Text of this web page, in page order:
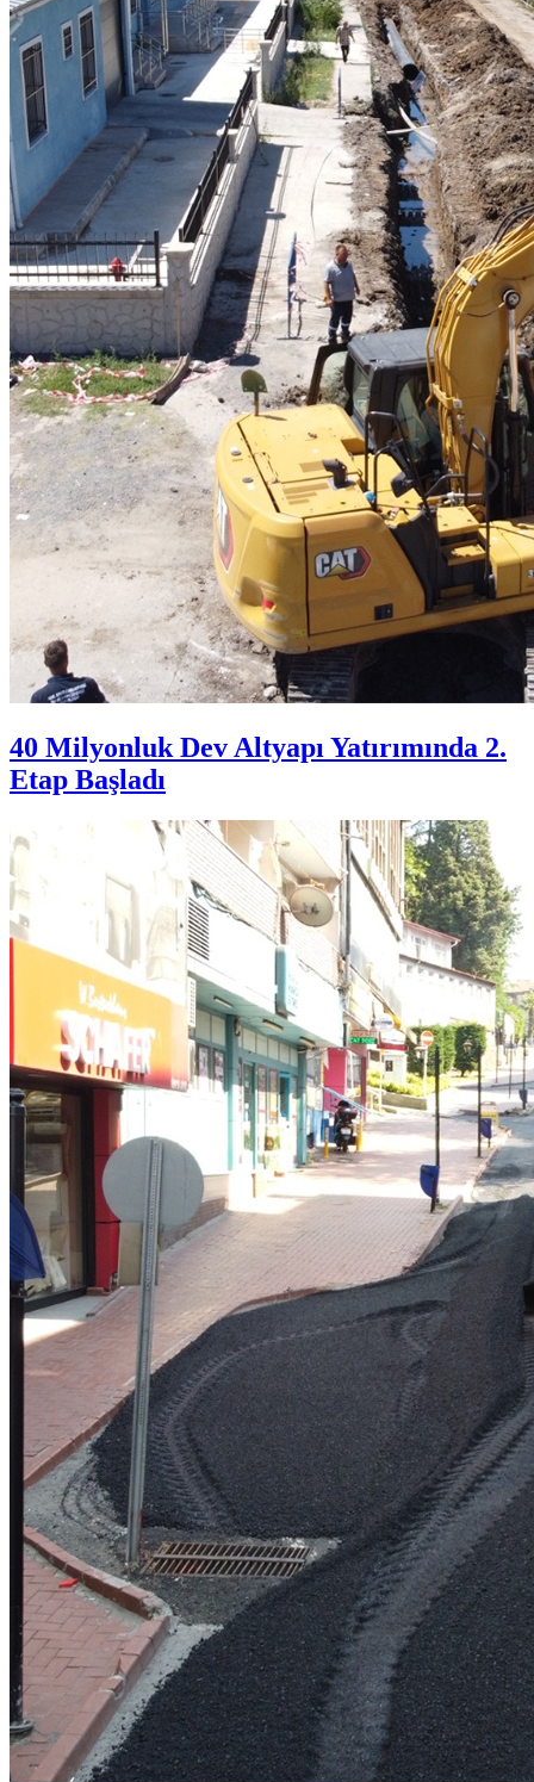
40 Milyonluk Dev Altyapı Yatırımında 2.
Etap Başladı